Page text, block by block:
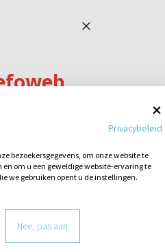
Privacybeleid
bezoekersgegevens, om onze website te
om u een geweldige website-ervaring te
we gebruiken opent u de instellingen.
Nee, pas aan